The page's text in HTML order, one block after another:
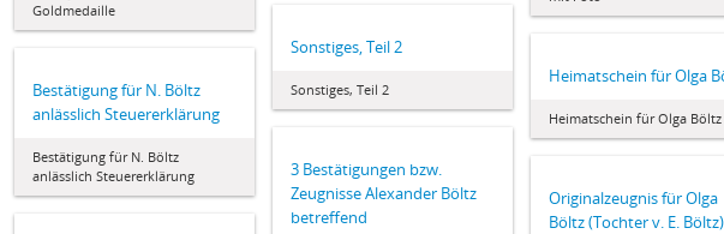
Goldmedaille
Sonstiges, Teil 2
Sonstiges, Teil 2
Heimatschein für Olga
Heimatschein für Olga Böltz
Bestätigung für N. Böltz
anlässlich Steuererklärung
Bestätigung für N. Böltz
anlässlich Steuererklärung
3 Bestätigungen bzw.
Zeugnisse Alexander Böltz
betreffend
Originalzeugnis für Olga
Böltz (Tochter v. E. Böltz)